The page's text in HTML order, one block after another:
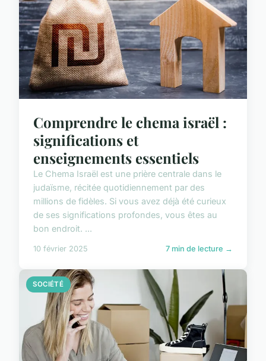
Comprendre le chema israël :
significations et
enseignements essentiels
Le Chema Israël est une prière centrale dans le
judaïsme, récitée quotidiennement par des
millions de fidèles. Si vous avez déjà été curieux
de ses significations profondes, vous êtes au
bon endroit. ...
10 février 2025 7 min de lecture →
SOCIÉTÉ